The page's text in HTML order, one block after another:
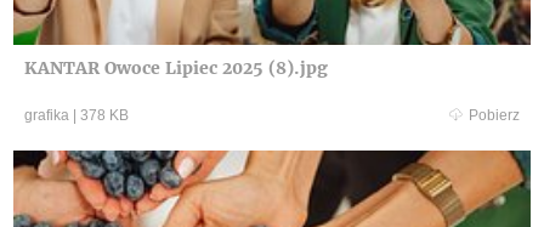
KANTAR Owoce Lipiec 2025 (8).jpg
grafika | 378 KB Pobierz